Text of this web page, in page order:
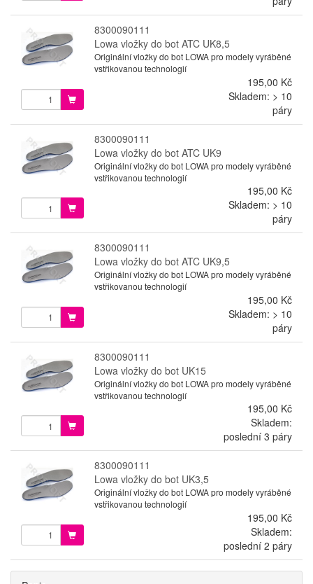
8300090111
Lowa vložky do bot ATC UK8,5
Originální vložky do bot LOWA pro modely vyráběné
vstřikovanou technologií
195,00 Kč
Skladem: > 10
páry
8300090111
Lowa vložky do bot ATC UK9
Originální vložky do bot LOWA pro modely vyráběné
vstřikovanou technologií
195,00 Kč
Skladem: > 10
páry
8300090111
Lowa vložky do bot ATC UK9,5
Originální vložky do bot LOWA pro modely vyráběné
vstřikovanou technologií
195,00 Kč
Skladem: > 10
páry
8300090111
Lowa vložky do bot UK15
Originální vložky do bot LOWA pro modely vyráběné
vstřikovanou technologií
195,00 Kč
Skladem:
poslední 3 páry
8300090111
Lowa vložky do bot UK3,5
Originální vložky do bot LOWA pro modely vyráběné
vstřikovanou technologií
195,00 Kč
Skladem:
poslední 2 páry